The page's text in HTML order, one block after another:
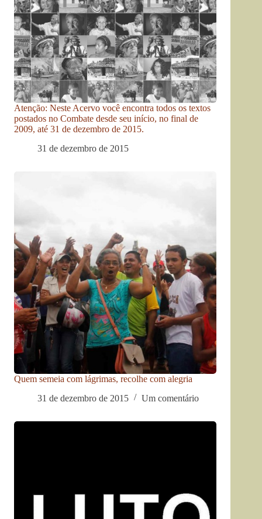
Atenção: Neste Acervo você encontra todos os textos
postados no Combate desde seu início, no final de
2009, até 31 de dezembro de 2015.
31 de dezembro de 2015
Quem semeia com lágrimas, recolhe com alegria
31 de dezembro de 2015
Um comentário